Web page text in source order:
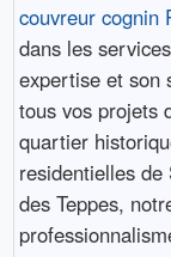
couvreur cognin
dans les
expertise et son
tous vos projets
quartier
residentielles
des Teppes,